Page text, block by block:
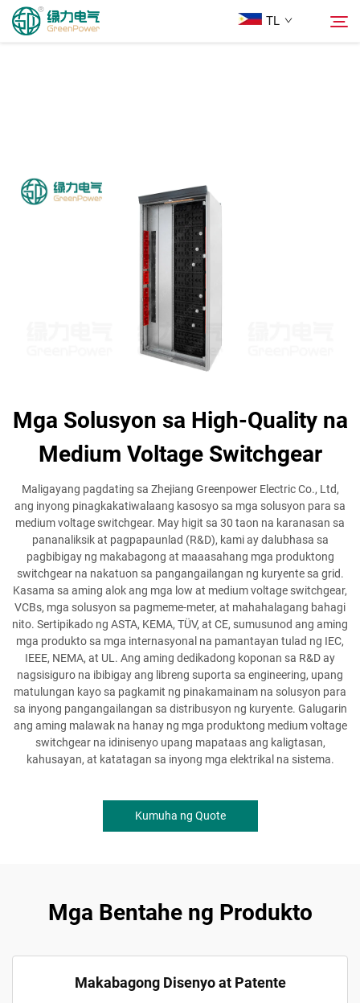
TL
Tungkol Sa Amin
Makipag-ugnayan sa Amin
Mga Solusyon sa High-Quality na
Medium Voltage Switchgear
Maligayang pagdating sa Zhejiang Greenpower Electric Co., Ltd,
ang inyong pinagkakatiwalaang kasosyo sa mga solusyon para sa
medium voltage switchgear. May higit sa 30 taon na karanasan sa
pananaliksik at pagpapaunlad (R&D), kami ay dalubhasa sa
pagbibigay ng makabagong at maaasahang mga produktong
switchgear na nakatuon sa pangangailangan ng kuryente sa grid.
Kasama sa aming alok ang mga low at medium voltage switchgear,
VCBs, mga solusyon sa pagmeme-meter, at mahahalagang bahagi
nito. Sertipikado ng ASTA, KEMA, TÜV, at CE, sumusunod ang aming
mga produkto sa mga internasyonal na pamantayan tulad ng IEC,
IEEE, NEMA, at UL. Ang aming dedikadong koponan sa R&D ay
nagsisiguro na ibibigay ang libreng suporta sa engineering, upang
matulungan kayo sa pagkamit ng pinakamainam na solusyon para
sa inyong pangangailangan sa distribusyon ng kuryente. Galugarin
ang aming malawak na hanay ng mga produktong medium voltage
switchgear na idinisenyo upang mapataas ang kaligtasan,
kahusayan, at katatagan sa inyong mga elektrikal na sistema.
Kumuha ng Quote
Mga Bentahe ng Produkto
Makabagong Disenyo at Patente